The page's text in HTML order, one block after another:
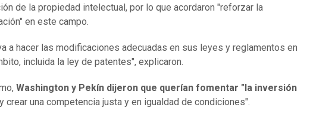
de la propiedad intelectual, por lo que acordaron "reforzar la
en este campo.
a hacer las modificaciones adecuadas en sus leyes y reglamentos en
incluida la ley de patentes", explicaron.
Washington y Pekín dijeron que querían fomentar "la inversión
y crear una competencia justa y en igualdad de condiciones".